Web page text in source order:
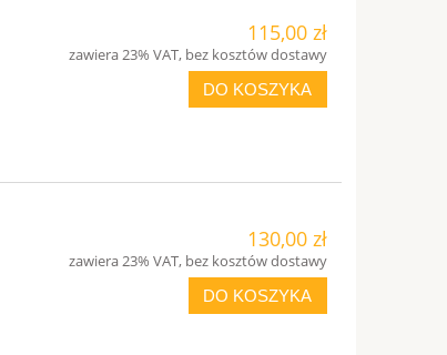
115,00 zł
zawiera 23% VAT, bez kosztów dostawy
DO KOSZYKA
130,00 zł
zawiera 23% VAT, bez kosztów dostawy
DO KOSZYKA